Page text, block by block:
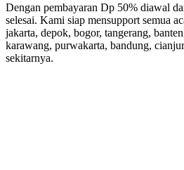
Dengan pembayaran Dp 50% diawal
selesai. Kami siap mensupport semua
jakarta, depok, bogor, tangerang,
karawang, purwakarta, bandung,
sekitarnya.